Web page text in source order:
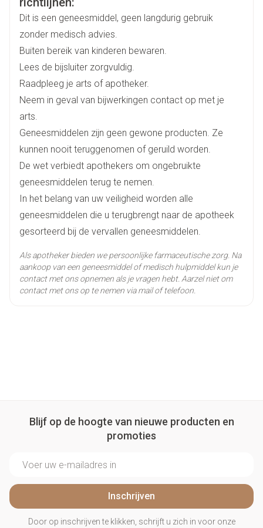
Breedte 55 mm
Lengte 123 mm
Diepte 30 mm
Verpakking
40
Actieve
Ingrediënten
aluminiumoxide (onder de vorm va
algeldraat), magnesiumhydroxide
Behoud Kamertemperatuur (15°C - 25°C)
Dit is een geneesmiddel, geen langdurig gebruik
zonder medisch advies.
Buiten bereik van kinderen bewaren.
Lees de bijsluiter zorgvuldig.
Raadpleeg je arts of apotheker.
Neem in geval van bijwerkingen contact op met je
arts.
Geneesmiddelen zijn geen gewone producten. Ze
kunnen nooit teruggenomen of geruild worden.
De wet verbiedt apothekers om ongebruikte
geneesmiddelen terug te nemen.
In het belang van uw veiligheid worden alle
geneesmiddelen die u terugbrengt naar de apotheek
gesorteerd bij de vervallen geneesmiddelen.
Als apotheker bieden we persoonlijke farmaceutische zorg. Na
aankoop van een geneesmiddel of medisch hulpmiddel kun je
contact met ons opnemen als je vragen hebt. Aarzel niet om
contact met ons op te nemen via mail of telefoon.
Blijf op de hoogte van nieuwe producten en
promoties
Inschrijven
Door op inschrijven te klikken, schrijft u zich in voor onze